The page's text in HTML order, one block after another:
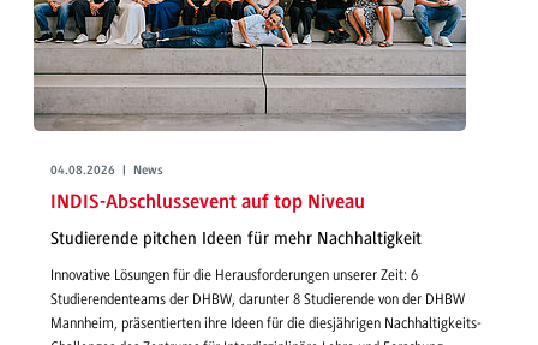
04.08.2026 | News
INDIS-Abschlussevent auf top Niveau
Studierende pitchen Ideen für mehr Nachhaltigkeit
Innovative Lösungen für die Herausforderungen unserer Zeit: 6
Studierendenteams der DHBW, darunter 8 Studierende von der DHBW
Mannheim, präsentierten ihre Ideen für die diesjährigen Nachhaltigkeits-